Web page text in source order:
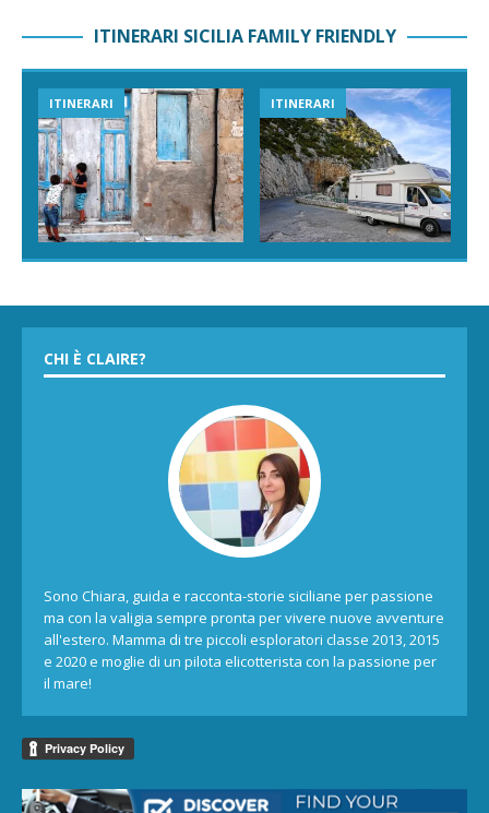
ITINERARI SICILIA FAMILY FRIENDLY
ITINERARI ITINERARI
CHI È CLAIRE?
Sono Chiara, guida e racconta-storie siciliane per passione
ma con la valigia sempre pronta per vivere nuove avventure
all'estero. Mamma di tre piccoli esploratori classe 2013, 2015
e 2020 e moglie di un pilota elicotterista con la passione per
il mare!